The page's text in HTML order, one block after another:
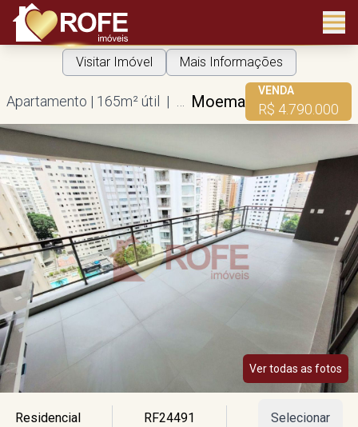
Moema
VENDA
R$ 4.790.000
Visitar Imóvel Mais Informações
Ver todas as fotos
Residencial RF24491 Selecionar